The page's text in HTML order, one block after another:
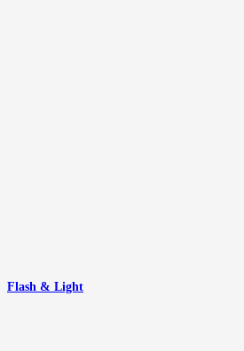
Flash & Light